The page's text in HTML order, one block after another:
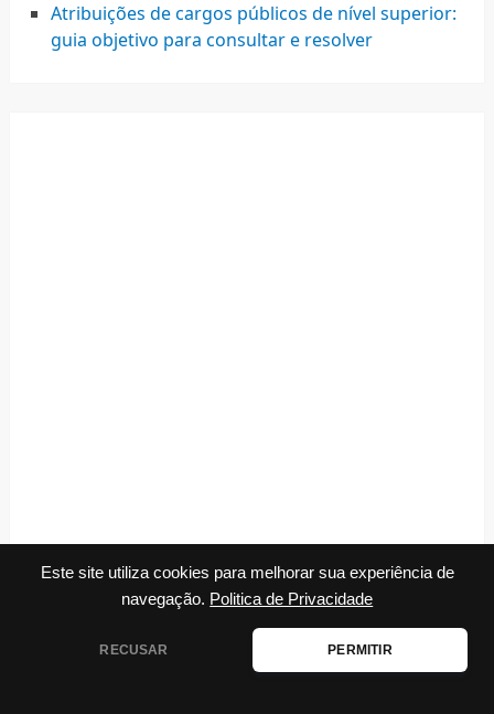
Este site utiliza cookies para melhorar sua experiência de
navegação. Politica de Privacidade
RECUSAR PERMITIR
Atribuições de cargos públicos de nível superior:
guia objetivo para consultar e resolver